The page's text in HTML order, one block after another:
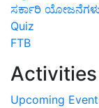
ಸರ್ಕಾರಿ
Quiz
FTB
Activities
Upcoming